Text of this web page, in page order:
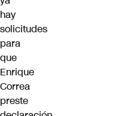
hay
solicitudes
para
que
Enrique
Correa
preste